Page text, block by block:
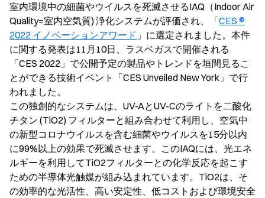
室内環境中の細菌やウイルスを死滅させるIAQ（Indoor Air
Quality=室内空気質) 浄化システムが評価され、「CES ®
2022 イノベーションアワード 」に選定されました。本件
に関する発表は11月10日、ラスベガスで開催される
「CES 2022」で公開予定の製品やトレンドを垣間見るこ
とができる技術イベント「CES Unveiled New York」で行
われました。
この独創的なシステムは、UV-AとUV-Cのライトを二酸化
チタン (TiO2) フィルターと組み合わせて利用し、空気中
の新型コロナウイルスを含む細菌やウイルスを15分以内
に99%以上の効果で死滅させます。このIAQには、光エネ
ルギーを利用してTiO2フィルターとの化学反応を起こす
ための半導体光触媒が組み込まれています。TiO2は、そ
の効率的な光活性、高い安定性、低コストおよび環境安全